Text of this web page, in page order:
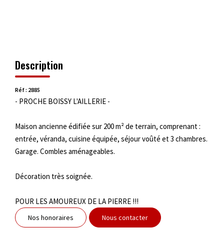
Description
Réf : 2885
- PROCHE BOISSY L'AILLERIE -
Maison ancienne édifiée sur 200 m² de terrain, comprenant :
entrée, véranda, cuisine équipée, séjour voûté et 3 chambres.
Garage. Combles aménageables.
Décoration très soignée.
POUR LES AMOUREUX DE LA PIERRE !!!
Nos honoraires Nous contacter